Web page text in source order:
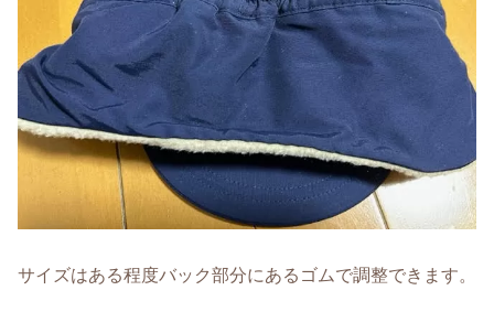
サイズはある程度バック部分にあるゴムで調整できます。